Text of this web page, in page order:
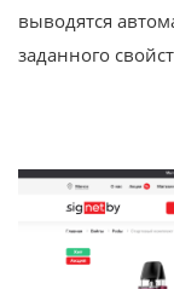
выводятся
заданного